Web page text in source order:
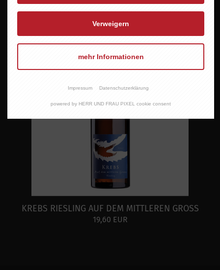
KREBS RIESLING AUF DEM MITTLEREN GROSS
19,60 EUR
Verweigern
mehr Informationen
Impressum Datenschutzerklärung
powered by HERR UND FRAU PIXEL cookie consent